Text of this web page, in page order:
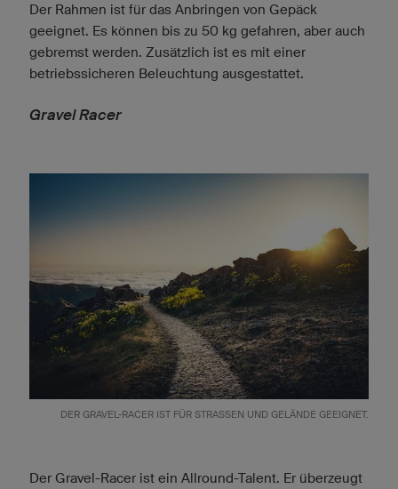
Der Rahmen ist für das Anbringen von Gepäck
geeignet. Es können bis zu 50 kg gefahren, aber auch
gebremst werden. Zusätzlich ist es mit einer
betriebssicheren Beleuchtung ausgestattet.
Gravel Racer
DER GRAVEL-RACER IST FÜR STRASSEN UND GELÄNDE GEEIGNET.
Der Gravel-Racer ist ein Allround-Talent. Er überzeugt